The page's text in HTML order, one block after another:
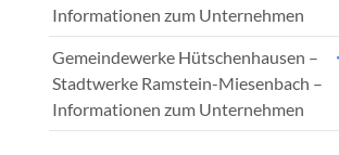
Informationen zum Unternehmen
Gemeindewerke Hütschenhausen –
Stadtwerke Ramstein-Miesenbach –
Informationen zum Unternehmen